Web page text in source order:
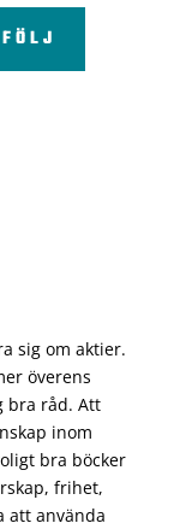
sig om aktier.
överens
bra råd. Att
inom
bra böcker
frihet,
att använda